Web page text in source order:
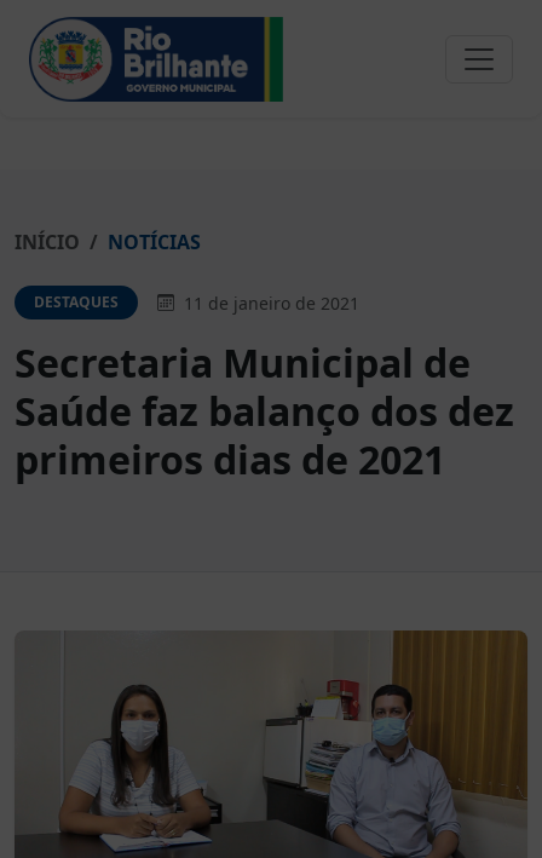
INÍCIO NOTÍCIAS
DESTAQUES 11 de janeiro de 2021
Secretaria Municipal de
Saúde faz balanço dos dez
primeiros dias de 2021